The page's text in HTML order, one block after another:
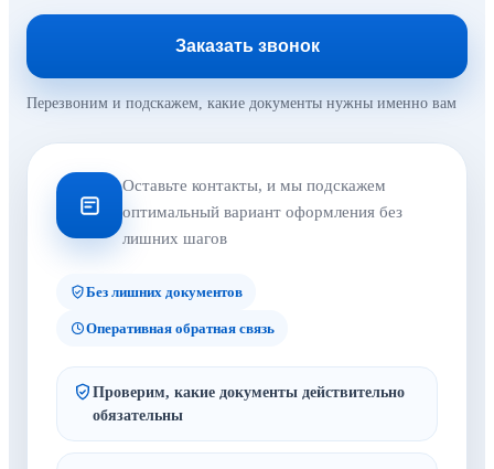
Заказать звонок
Перезвоним и подскажем, какие документы нужны именно вам
Оставьте контакты, и мы подскажем
оптимальный вариант оформления без
лишних шагов
Без лишних документов
Оперативная обратная связь
Проверим, какие документы действительно
обязательны